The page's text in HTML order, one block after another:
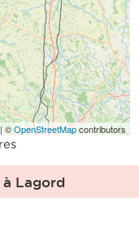
©OpenStreetMapcontributors
à Lagord